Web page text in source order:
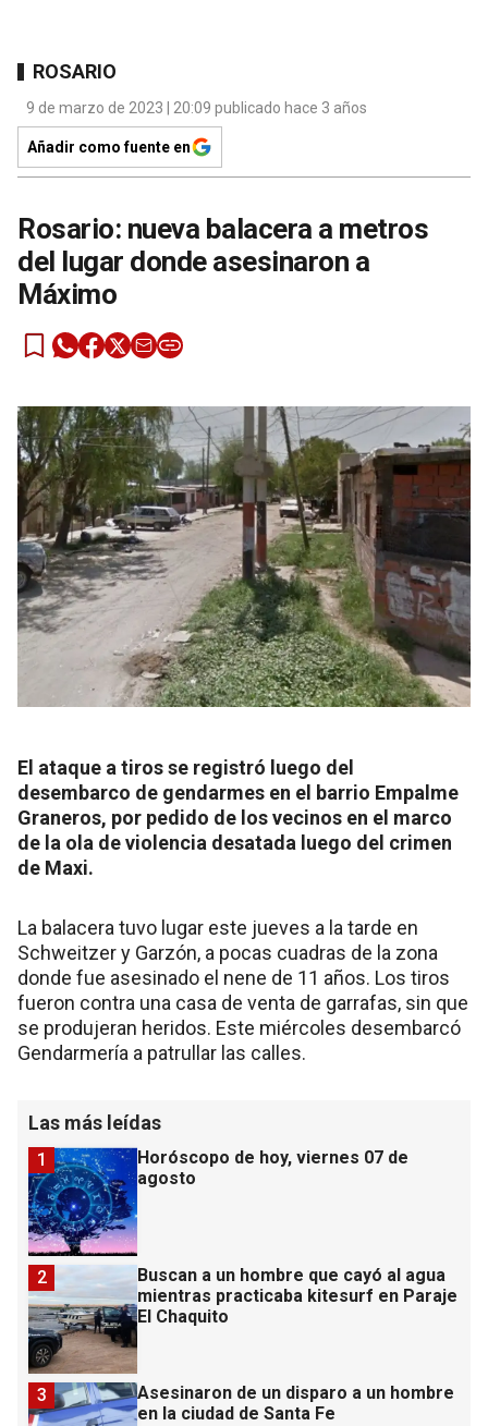
ROSARIO
9 de marzo de 2023 | 20:09 publicado hace 3 años
Añadir como fuente en
Rosario: nueva balacera a metros
del lugar donde asesinaron a
Máximo
El ataque a tiros se registró luego del
desembarco de gendarmes en el barrio Empalme
Graneros, por pedido de los vecinos en el marco
de la ola de violencia desatada luego del crimen
de Maxi.
La balacera tuvo lugar este jueves a la tarde en
Schweitzer y Garzón, a pocas cuadras de la zona
donde fue asesinado el nene de 11 años. Los tiros
fueron contra una casa de venta de garrafas, sin que
se produjeran heridos. Este miércoles desembarcó
Gendarmería a patrullar las calles.
Las más leídas
Horóscopo de hoy, viernes 07 de
agosto
1
Buscan a un hombre que cayó al agua
mientras practicaba kitesurf en Paraje
El Chaquito
2
Asesinaron de un disparo a un hombre
en la ciudad de Santa Fe
3